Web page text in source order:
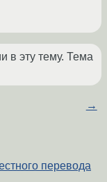
в эту тему. Тема
→
перевода